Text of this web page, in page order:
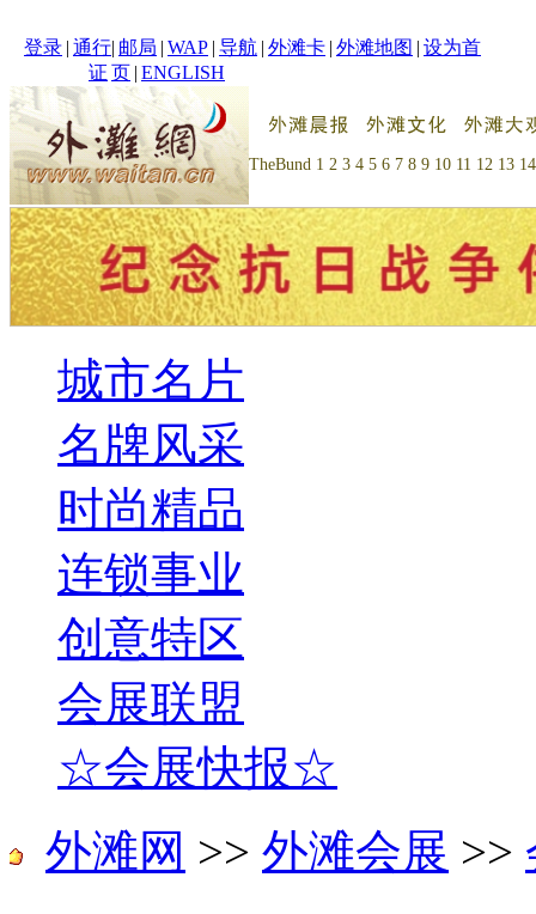
登录 | 通行
证
| 邮局 | WAP | 导航 | 外滩卡 | 外滩地图 | 设为首
页 | ENGLISH
TheBund 1 2 3 4 5 6 7 8 9 10 11 12 13 14
城市名片
名牌风采
时尚精品
连锁事业
创意特区
会展联盟
☆会展快报☆
外滩网 >> 外滩会展 >>